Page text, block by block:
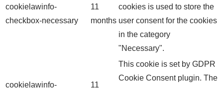
cookielawinfo-
checkbox-necessary
11
months
cookies is used to store the
user consent for the cookies
in the category
"Necessary".
cookielawinfo-
11
This cookie is set by GDPR
Cookie Consent plugin. The